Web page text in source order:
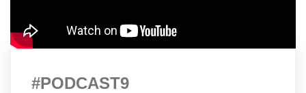
#PODCAST9